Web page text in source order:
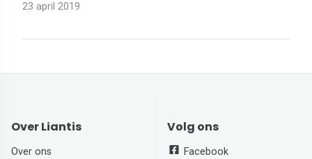
23 april 2019
Over Liantis
Over ons
Volg ons
Facebook